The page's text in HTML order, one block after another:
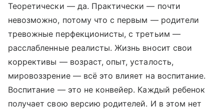
Теоретически — да. Практически — почти
невозможно, потому что с первым — родители
тревожные перфекционисты, с третьим —
расслабленные реалисты. Жизнь вносит свои
коррективы — возраст, опыт, усталость,
мировоззрение — всё это влияет на воспитание.
Воспитание — это не конвейер. Каждый ребенок
получает свою версию родителей. И в этом нет